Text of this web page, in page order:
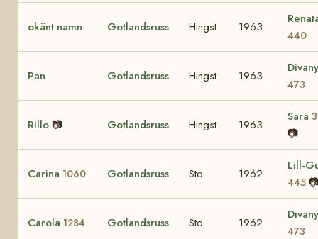
okänt namn Gotlandsruss Hingst 1963
440
Pan Gotlandsruss Hingst 1963
Divany
473
Rillo 📷 Gotlandsruss Hingst 1963
Sara
📷
Carina 1060 Gotlandsruss Sto 1962
Lill-
445
Carola 1284 Gotlandsruss Sto 1962
Divany
473